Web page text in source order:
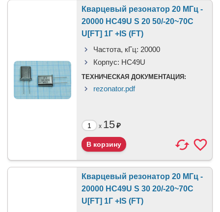
Кварцевый резонатор 20 МГц -
20000 HC49U S 20 50/-20~70C
U[FT] 1Г +IS (FT)
Частота, кГц: 20000
Корпус: HC49U
ТЕХНИЧЕСКАЯ ДОКУМЕНТАЦИЯ:
rezonator.pdf
x 15₽
Кварцевый резонатор 20 МГц -
20000 HC49U S 30 20/-20~70C
U[FT] 1Г +IS (FT)